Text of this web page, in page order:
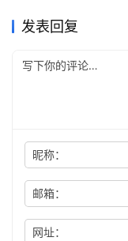
发表回复
昵称：
邮箱：
网址：